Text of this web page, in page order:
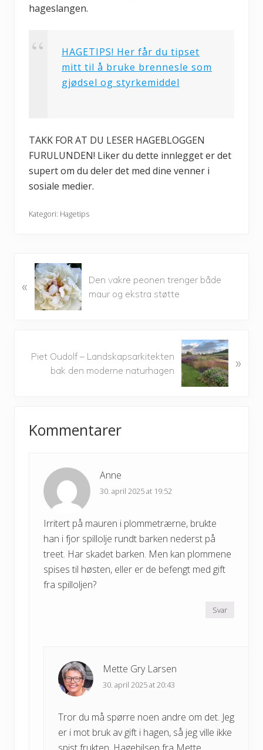
hageslangen.
HAGETIPS! Her får du tipset
mitt til å bruke brennesle som
gjødsel og styrkemiddel
TAKK FOR AT DU LESER HAGEBLOGGEN
FURULUNDEN! Liker du dette innlegget er det
supert om du deler det med dine venner i
sosiale medier.
Kategori: Hagetips
r
«
Den vakre peonen trenger både
maur og ekstra støtte
Piet Oudolf – Landskapsarkitekten
bak den moderne naturhagen
»
Interactions
Kommentarer
Anne
30. april 2025 at 19:52
Irritert på mauren i plommetrærne, brukte
han i fjor spillolje rundt barken nederst på
treet. Har skadet barken. Men kan plommene
spises til høsten, eller er de befengt med gift
fra spilloljen?
Svar
Mette Gry Larsen
30. april 2025 at 20:43
Tror du må spørre noen andre om det. Jeg
er i mot bruk av gift i hagen, så jeg ville ikke
spist frukten. Hagehilsen fra Mette